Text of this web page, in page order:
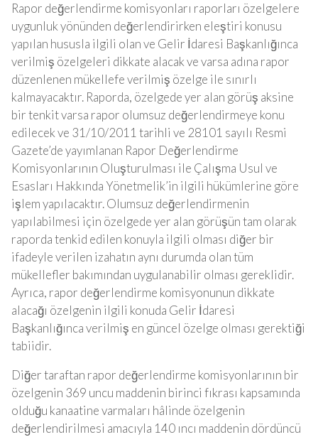
Rapor değerlendirme komisyonları raporları özelgelere
uygunluk yönünden değerlendirirken eleştiri konusu
yapılan hususla ilgili olan ve Gelir İdaresi Başkanlığınca
verilmiş özelgeleri dikkate alacak ve varsa adına rapor
düzenlenen mükellefe verilmiş özelge ile sınırlı
kalmayacaktır. Raporda, özelgede yer alan görüş aksine
bir tenkit varsa rapor olumsuz değerlendirmeye konu
edilecek ve 31/10/2011 tarihli ve 28101 sayılı Resmi
Gazete’de yayımlanan Rapor Değerlendirme
Komisyonlarının Oluşturulması ile Çalışma Usul ve
Esasları Hakkında Yönetmelik’in ilgili hükümlerine göre
işlem yapılacaktır. Olumsuz değerlendirmenin
yapılabilmesi için özelgede yer alan görüşün tam olarak
raporda tenkid edilen konuyla ilgili olması diğer bir
ifadeyle verilen izahatın aynı durumda olan tüm
mükellefler bakımından uygulanabilir olması gereklidir.
Ayrıca, rapor değerlendirme komisyonunun dikkate
alacağı özelgenin ilgili konuda Gelir İdaresi
Başkanlığınca verilmiş en güncel özelge olması gerektiği
tabiidir.
Diğer taraftan rapor değerlendirme komisyonlarının bir
özelgenin 369 uncu maddenin birinci fıkrası kapsamında
olduğu kanaatine varmaları hâlinde özelgenin
değerlendirilmesi amacıyla 140 ıncı maddenin dördüncü